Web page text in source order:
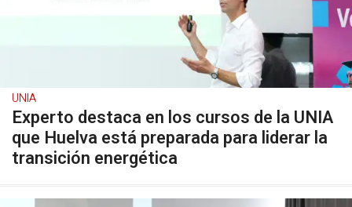
UNIA
Experto destaca en los cursos de la UNIA
que Huelva está preparada para liderar la
transición energética